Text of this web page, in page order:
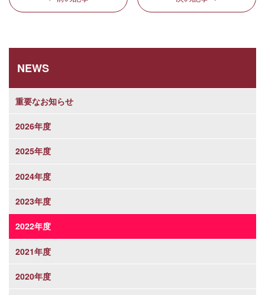
NEWS
重要なお知らせ
2026年度
2025年度
2024年度
2023年度
2022年度
2021年度
2020年度